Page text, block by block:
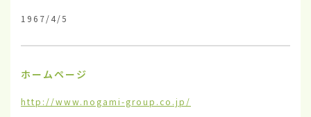
1967/4/5
ホームページ
http://www.nogami-group.co.jp/